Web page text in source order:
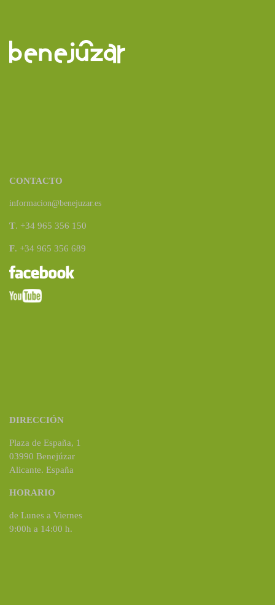
CONTACTO
informacion@benejuzar.es
T. +34 965 356 150
F. +34 965 356 689
DIRECCIÓN
Plaza de España, 1
03990 Benejúzar
Alicante. España
HORARIO
de Lunes a Viernes
9:00h a 14:00 h.